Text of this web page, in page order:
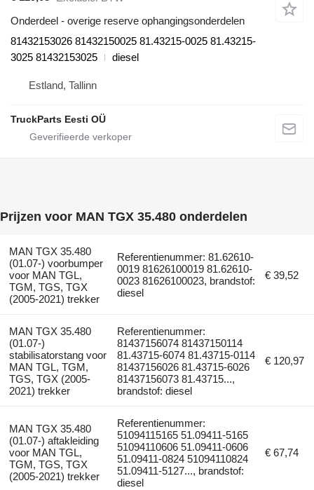
Onderdeel - overige reserve ophangingsonderdelen
81432153026 81432150025 81.43215-0025 81.43215-
3025 81432153025
diesel
Estland, Tallinn
TruckParts Eesti OÜ
Prijzen voor MAN TGX 35.480 onderdelen
MAN TGX 35.480
(01.07-) voorbumper
voor MAN TGL,
TGM, TGS, TGX
(2005-2021) trekker
Referentienummer: 81.62610-
0019 81626100019 81.62610-
0023 81626100023, brandstof:
diesel
€ 39,52
MAN TGX 35.480
(01.07-)
stabilisatorstang voor
MAN TGL, TGM,
TGS, TGX (2005-
2021) trekker
Referentienummer:
81437156074 81437150114
81.43715-6074 81.43715-0114
81437156026 81.43715-6026
81437156073 81.43715...,
brandstof: diesel
€ 120,97
MAN TGX 35.480
(01.07-) aftakleiding
voor MAN TGL,
TGM, TGS, TGX
(2005-2021) trekker
Referentienummer:
51094115165 51.09411-5165
51094110606 51.09411-0606
51.09411-0824 51094110824
51.09411-5127..., brandstof:
diesel
€ 67,74